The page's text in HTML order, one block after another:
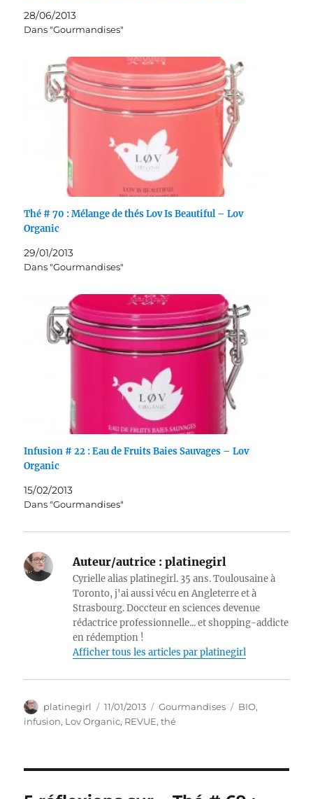
28/06/2013
Dans "Gourmandises"
Thé # 70 : Mélange de thés Lov Is Beautiful – Lov
Organic
29/01/2013
Dans "Gourmandises"
Infusion # 22 : Eau de Fruits Baies Sauvages – Lov
Organic
15/02/2013
Dans "Gourmandises"
Auteur/autrice : platinegirl
Cyrielle alias platinegirl. 35 ans. Toulousaine à
Toronto, j'ai aussi vécu en Angleterre et à
Strasbourg. Doccteur en sciences devenue
rédactrice professionnelle... et shopping-addicte
en rédemption !
Afficher tous les articles par platinegirl
Auteur
platinegirl
Publié
le
11/01/2013 Catégories
Gourmandises Étiquettes
BIO,
infusion, Lov Organic, REVUE,thé